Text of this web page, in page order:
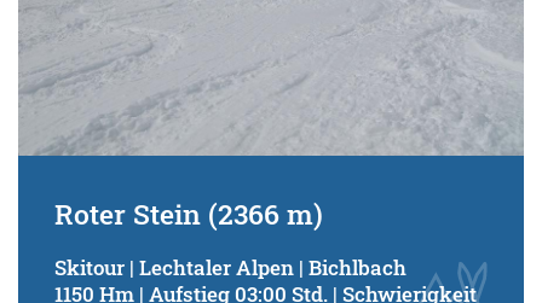
Roter Stein (2366 m)
Skitour | Lechtaler Alpen | Bichlbach
1150 Hm | Aufstieg 03:00 Std. | Schwierigkeit